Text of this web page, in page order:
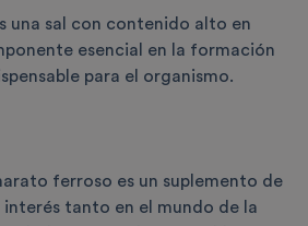
una sal con contenido alto en
esencial en la formación
para el organismo.
ferroso es un suplemento de
tanto en el mundo de la